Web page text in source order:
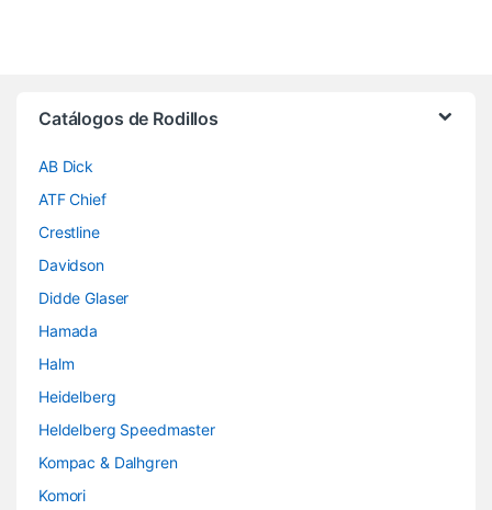
Catálogos de Rodillos
AB Dick
ATF Chief
Crestline
Davidson
Didde Glaser
Hamada
Halm
Heidelberg
Heldelberg Speedmaster
Kompac & Dalhgren
Komori